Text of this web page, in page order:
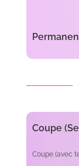
Coupe
Coupe (avec